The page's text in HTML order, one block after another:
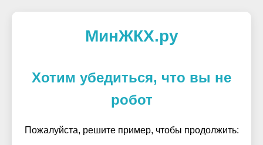
МинЖКХ.ру
Хотим убедиться, что вы не
робот
Пожалуйста, решите пример, чтобы продолжить: